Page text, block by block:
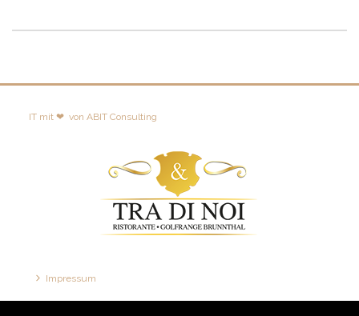
IT mit ❤ vonABIT Consulting
Impressum
Disclaimer